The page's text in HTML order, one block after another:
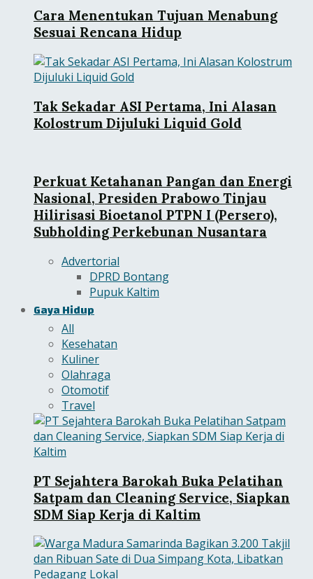
Cara Menentukan Tujuan Menabung
Sesuai Rencana Hidup
Tak Sekadar ASI Pertama, Ini Alasan
Kolostrum Dijuluki Liquid Gold
Perkuat Ketahanan Pangan dan Energi
Nasional, Presiden Prabowo Tinjau
Hilirisasi Bioetanol PTPN I (Persero),
Subholding Perkebunan Nusantara
Advertorial
DPRD Bontang
Pupuk Kaltim
Gaya Hidup
All
Kesehatan
Kuliner
Olahraga
Otomotif
Travel
PT Sejahtera Barokah Buka Pelatihan
Satpam dan Cleaning Service, Siapkan
SDM Siap Kerja di Kaltim